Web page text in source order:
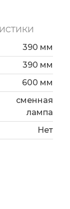
390 мм
390 мм
600 мм
сменная
лампа
Нет